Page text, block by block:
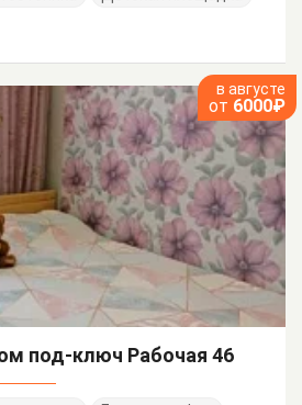
в августе
от 6000₽
под-ключ Рабочая 46